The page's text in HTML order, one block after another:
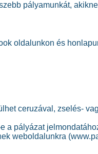
pályamunkát,
oldalunkon és
ceruzával, zselés-
a pályázat
weboldalunkra